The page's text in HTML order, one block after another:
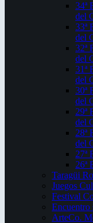
34ª
del
33ª
del
32ª
del
31ª
del
30ª
del
29ª
del
28ª
del
27ª
26ª
Taragüi
Juegos
Festival
Encuentro
ArteCo.